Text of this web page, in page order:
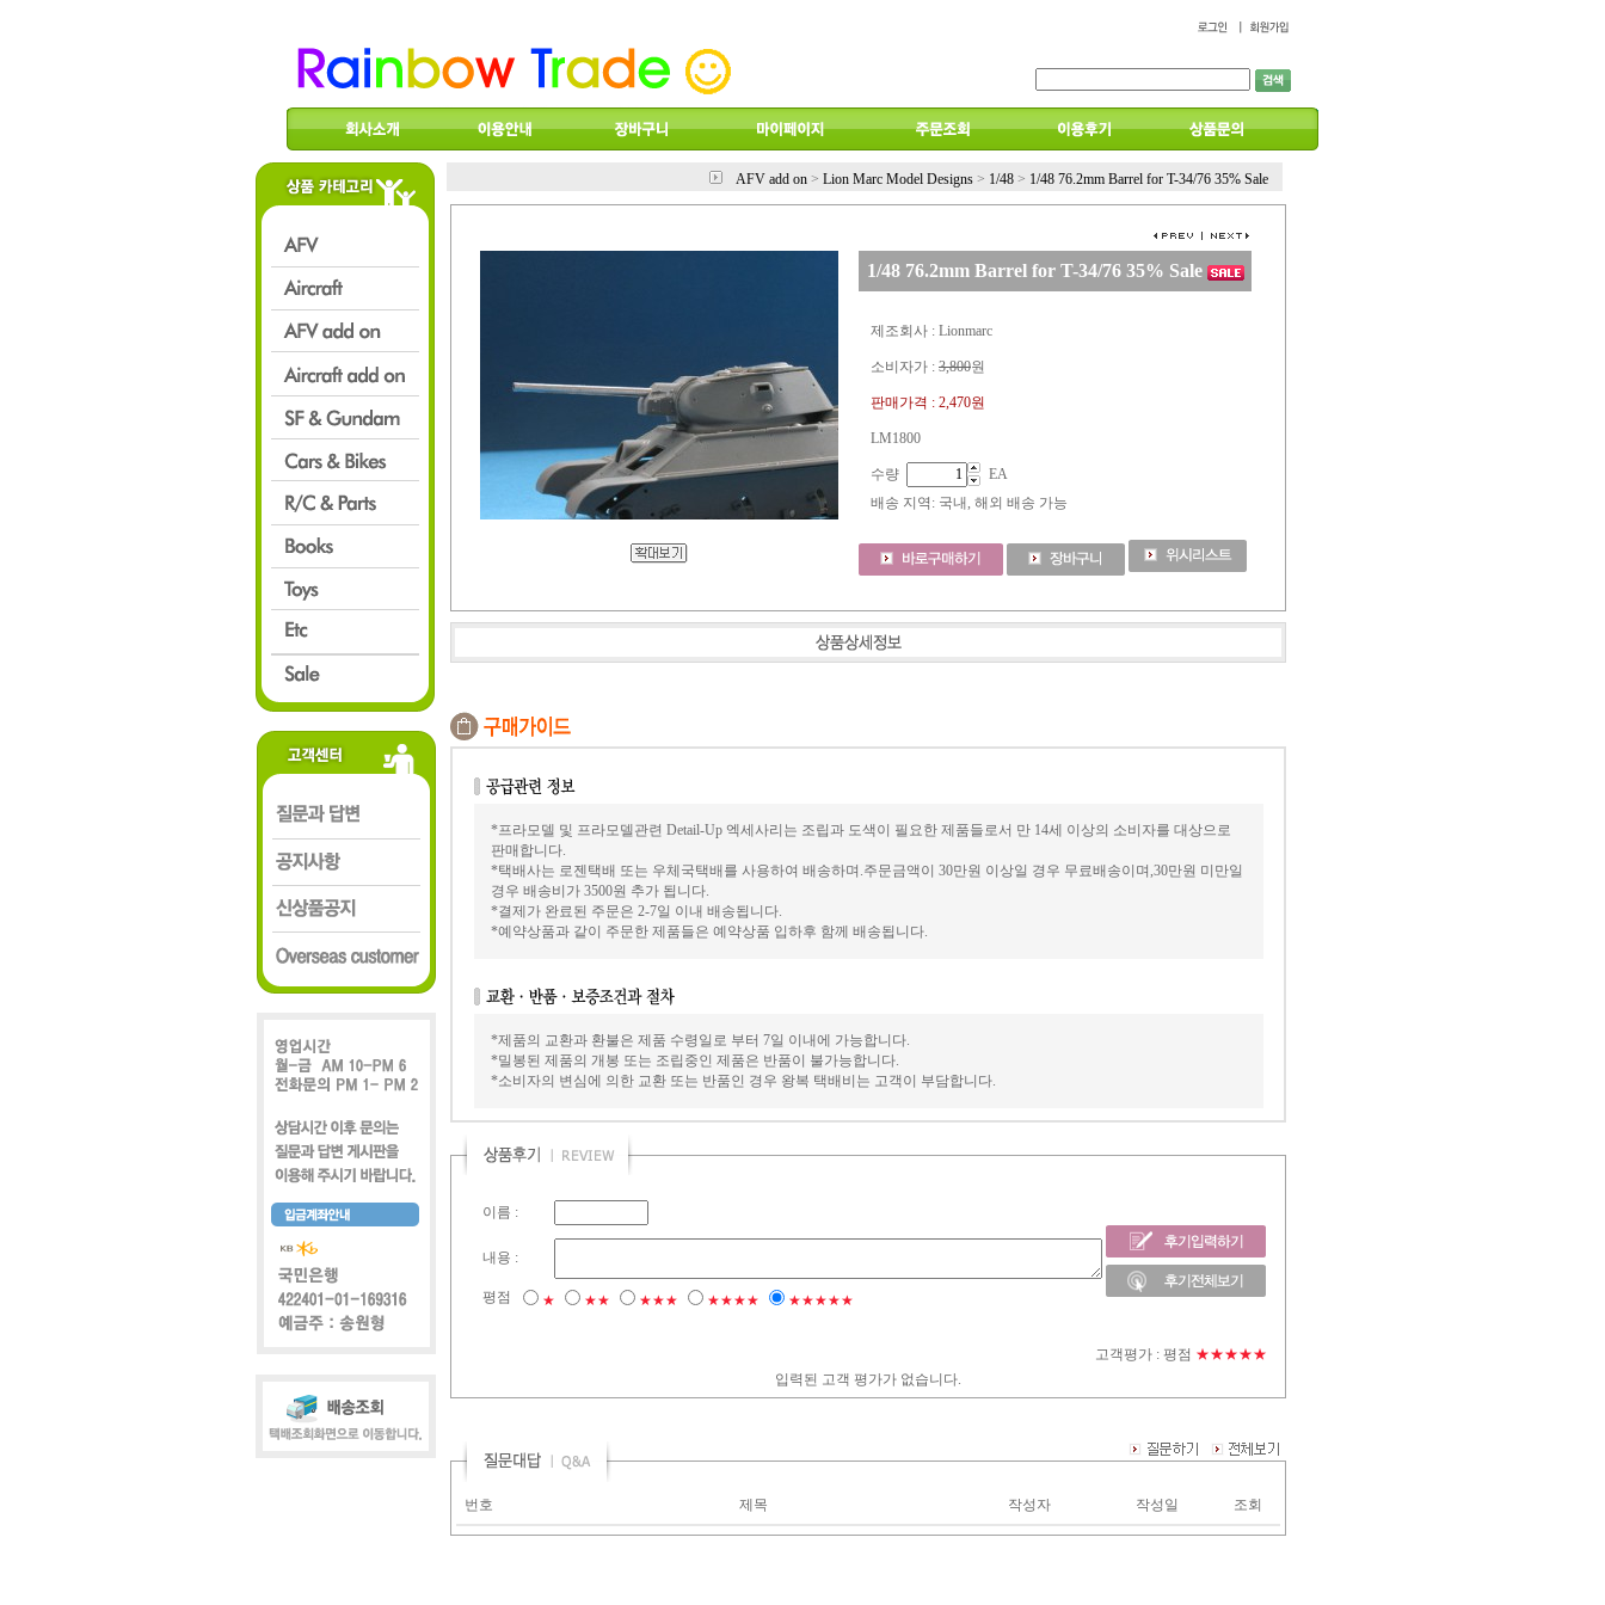
AFV add on > Lion Marc Model Designs > 1/48 > 1/48 76.2mm Barrel for T-34/76 35% Sale
1/48 76.2mm Barrel for T-34/76 35% Sale
제조회사 : Lionmarc
소비자가 : 3,800원
판매가격 : 2,470원
LM1800
수량
EA
배송 지역 : 국내, 해외 배송 가능
*프라모델 및 프라모델관련 Detail-Up 엑세사리는 조립과 도색이 필요한 제품들로서 만 14세 이상의 소비자를 대상으로
판매합니다.
*택배사는 로젠택배 또는 우체국택배를 사용하여 배송하며.주문금액이 30만원 이상일 경우 무료배송이며,30만원 미만일
경우 배송비가 3500원 추가 됩니다.
*결제가 완료된 주문은 2-7일 이내 배송됩니다.
*예약상품과 같이 주문한 제품들은 예약상품 입하후 함께 배송됩니다.
*제품의 교환과 환불은 제품 수령일로 부터 7일 이내에 가능합니다.
*밀봉된 제품의 개봉 또는 조립중인 제품은 반품이 불가능합니다.
*소비자의 변심에 의한 교환 또는 반품인 경우 왕복 택배비는 고객이 부담합니다.
이름 :
내용 :
평점 ★ ★★ ★★★ ★★★★ ★★★★★
고객평가 : 평점 ★★★★★
입력된 고객 평가가 없습니다.
번호 제목 작성자 작성일 조회